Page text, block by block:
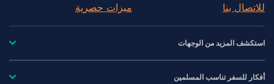
للاتصال بنا
ميزات حصرية
استكشف المزيد من الوجهات
أفكار للسفر تناسب المسلمين